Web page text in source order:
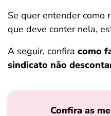
Se quer entender como
que deve conter nela,
A seguir, confira como
sindicato não
Confira as